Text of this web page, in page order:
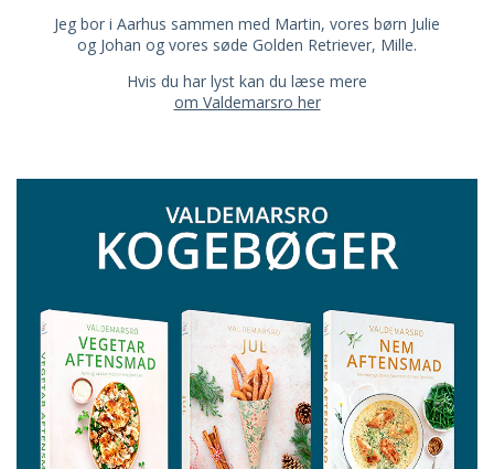
Jeg bor i Aarhus sammen med Martin, vores børn Julie
og Johan og vores søde Golden Retriever, Mille.
Hvis du har lyst kan du læse mere
om Valdemarsro her